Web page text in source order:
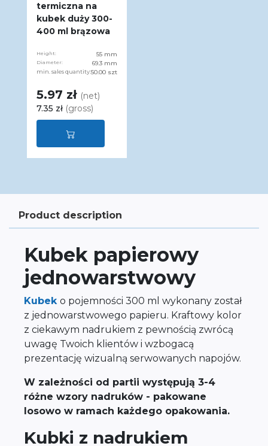
termiczna na
kubek duży 300-
400 ml brązowa
Height: 55 mm
Diameter: 69.3 mm
min. sales quantity:50.00 szt
5.97 zł (net)
7.35 zł (gross)
Product description
Kubek papierowy
jednowarstwowy
Kubek o pojemności 300 ml wykonany został
z jednowarstwowego papieru. Kraftowy kolor
z ciekawym nadrukiem z pewnością zwrócą
uwagę Twoich klientów i wzbogacą
prezentację wizualną serwowanych napojów.
W zależności od partii występują 3-4
różne wzory nadruków - pakowane
losowo w ramach każdego opakowania.
Kubki z nadrukiem